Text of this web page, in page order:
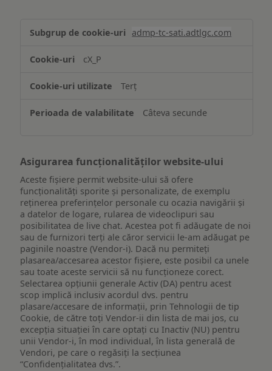
și/sau
informațiilor
pe
dispozitiv
admp-tc-sati.adtlgc.com
cX_P
Terț
Câteva secunde
Asigurarea funcționalităților website-ului
Aceste fișiere permit website-ului să ofere
funcționalități sporite și personalizate, de exemplu
reţinerea preferinţelor personale cu ocazia navigării și
a datelor de logare, rularea de videoclipuri sau
posibilitatea de live chat. Acestea pot fi adăugate de noi
sau de furnizori terți ale căror servicii le-am adăugat pe
paginile noastre (Vendor-i). Dacă nu permiteți
plasarea/accesarea acestor fișiere, este posibil ca unele
sau toate aceste servicii să nu funcționeze corect.
Selectarea opțiunii generale Activ (DA) pentru acest
scop implică inclusiv acordul dvs. pentru
plasare/accesare de informații, prin Tehnologii de tip
Cookie, de către toți Vendor-ii din lista de mai jos, cu
excepția situației în care optați cu Inactiv (NU) pentru
unii Vendor-i, în mod individual, în lista generală de
Vendori, pe care o regăsiți la secțiunea
“Confidențialitatea dvs.”.